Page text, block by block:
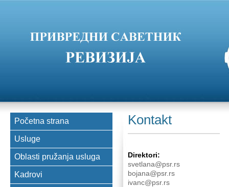
Početna strana
Usluge
Oblasti pružanja usluga
Kadrovi
Kontakt
Direktori:
svetlana@psr.rs
bojana@psr.rs
ivanc@psr.rs